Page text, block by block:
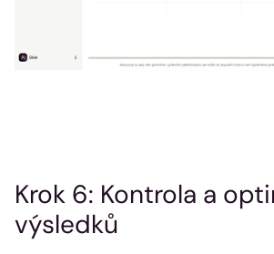
Krok 6: Kontrola a
výsledků